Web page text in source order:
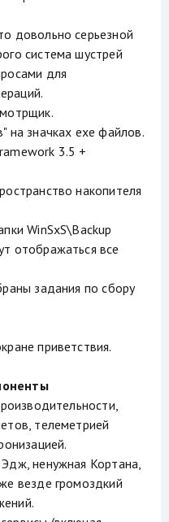
довольно серьезной
система шустрей
для
на значках exe файлов.
3.5 +
накопителя
WinSxS\Backup
отображаться все
задания по сбору
приветствия.
телеметрией
ненужная Кортана,
везде громоздкий